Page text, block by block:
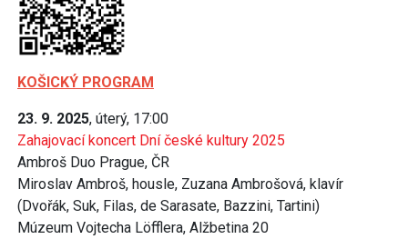
KOŠICKÝ PROGRAM
23. 9. 2025, úterý, 17:00
Zahajovací koncert Dní české kultury 2025
Ambroš Duo Prague, ČR
Miroslav Ambroš, housle, Zuzana Ambrošová, klavír
(Dvořák, Suk, Filas, de Sarasate, Bazzini, Tartini)
Múzeum Vojtecha Löfflera, Alžbetina 20